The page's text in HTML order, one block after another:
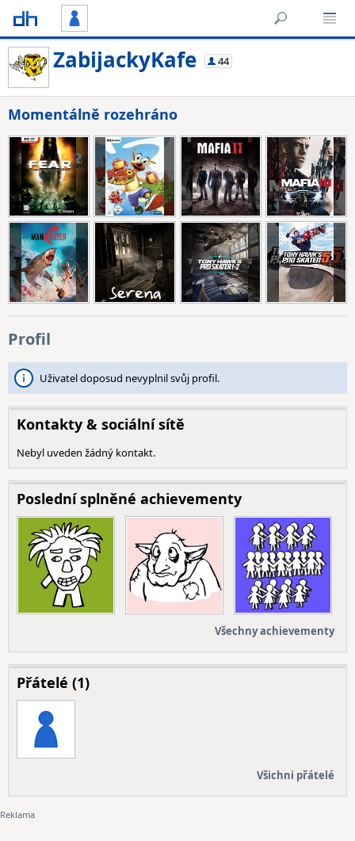
ZabijackyKafe 44
Momentálně rozehráno
Profil
Uživatel doposud nevyplnil svůj profil.
Kontakty & sociální sítě
Nebyl uveden žádný kontakt.
Poslední splněné achievementy
Všechny achievementy
Přátelé (1)
Všichni přátelé